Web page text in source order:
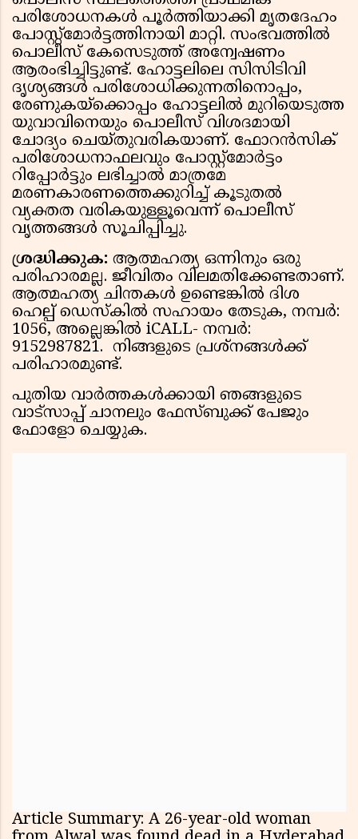
പരിശോധനകൾ പൂർത്തിയാക്കി മൃതദേഹം
പോസ്റ്റ്‌മോർട്ടത്തിനായി മാറ്റി. സംഭവത്തിൽ
പൊലീസ് കേസെടുത്ത് അന്വേഷണം
ആരംഭിച്ചിട്ടുണ്ട്. ഹോട്ടലിലെ സിസിടിവി
ദൃശ്യങ്ങൾ പരിശോധിക്കുന്നതിനൊപ്പം,
രേണുകയ്‌ക്കൊപ്പം ഹോട്ടലിൽ മുറിയെടുത്ത
യുവാവിനെയും പൊലീസ് വിശദമായി
ചോദ്യം ചെയ്തുവരികയാണ്. ഫോറൻസിക്
പരിശോധനാഫലവും പോസ്റ്റ്‌മോർട്ടം
റിപ്പോർട്ടും ലഭിച്ചാൽ മാത്രമേ
മരണകാരണത്തെക്കുറിച്ച് കൂടുതൽ
വ്യക്തത വരികയുള്ളൂവെന്ന് പൊലീസ്
വൃത്തങ്ങൾ സൂചിപ്പിച്ചു.
ശ്രദ്ധിക്കുക: ആത്മഹത്യ ഒന്നിനും ഒരു
പരിഹാരമല്ല. ജീവിതം വിലമതിക്കേണ്ടതാണ്.
ആത്മഹത്യ ചിന്തകൾ ഉണ്ടെങ്കിൽ ദിശ
ഹെല്പ് ഡെസ്കിൽ സഹായം തേടുക, നമ്പർ:
1056, അല്ലെങ്കിൽ iCALL- നമ്പർ:
9152987821. നിങ്ങളുടെ പ്രശ്നങ്ങൾക്ക്
പരിഹാരമുണ്ട്.
പുതിയ വാർത്തകൾക്കായി ഞങ്ങളുടെ
വാട്സാപ്പ് ചാനലും ഫേസ്ബുക്ക് പേജും
ഫോളോ ചെയ്യുക.
Article Summary: A 26-year-old woman